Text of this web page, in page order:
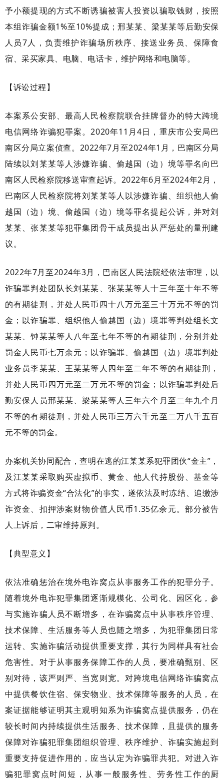
予小额提现的方式不断诱骗被害人投资以骗取钱财，按照
本组诈骗金额1%至10%提成；邢某某、梁某某等后勤安保
人员7人，负责维护诈骗场所秩序、接送业务员、保障食
宿、采买家具、电脑、电话卡，维护网络和电脑等。
【诉讼过程】
本案系公安部、最高人民检察院联合挂牌督办的特大跨境
电信网络诈骗犯罪案。2020年11月4日，重庆市公安局巴
南区分局立案侦查。2022年7月至2024年1月，巴南区分局
陆续以刘某某等人涉嫌诈骗、偷越国（边）境等罪名向巴
南区人民检察院移送审查起诉。2022年6月至2024年2月，
巴南区人民检察院将刘某某等人以涉嫌诈骗、组织他人偷
越国（边）境、偷越国（边）境等罪名提起公诉，并对刘
某某、张某某等犯罪集团骨干成员提出从严惩处的量刑建
议。
2022年7月至2024年3月，巴南区人民法院经依法审理，以
诈骗罪判处团队长刘某某、张某某等人十三年至十年不等
的有期徒刑，并处人民币四十八万元至三十万元不等的罚
金；以诈骗罪、组织他人偷越国（边）境罪等判处组长文
某某、钟某某等人八年至七年不等的有期徒刑，分别并处
罚金人民币七万余元；以诈骗罪、偷越国（边）境罪判处
业务员李某某、王某某等人四年至二年不等的有期徒刑，
并处人民币四万元至二万元不等的罚金；以诈骗罪判处后
勤安保人员邢某某、梁某某等人三年六个月至二年九个月
不等的有期徒刑，并处人民币三万六千元至二万八千五百
元不等的罚金。
办案机关协同配合，查明在逃的江某某系犯罪团伙“金主”，
及江某某采取购买虚拟币、黄金、他人代持股份、基金等
方式将诈骗资金“合法化”的事实，遂依法及时冻结、追缴涉
诈资金、扣押涉案财物价值人民币1.35亿余元。部分被告
人上诉后，二审维持原判。
【典型意义】
依法准确惩治在境外电诈窝点从事服务工作的犯罪分子。
随着境外电诈犯罪集团逐渐规模化、公司化、园区化，参
与实施诈骗人员不断增多，在诈骗窝点中从事秩序管理、
技术保障、生活服务等人员也随之增多，为犯罪集团日常
运转、实施诈骗活动提供重要支撑，其行为同样具有社会
危害性。对于从事服务保障工作的人员，要准确甄别、区
别对待，该严则严、当宽则宽。对跨境电信网络诈骗窝点
中提供餐饮住宿、保安物业、技术保障等服务的人员，在
案证据能够证明其主观明知系为诈骗窝点提供服务，仍在
较长时间内持续提供生活服务、技术保障，且提供的服务
保障对诈骗犯罪集团组织管理、秩序维护、诈骗实施起到
重要支持促进作用的，应当认定为诈骗罪共犯。对进入诈
骗犯罪窝点时间短，从事一般服务性、劳务性工作的厨